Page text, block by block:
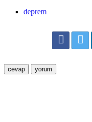
deprem